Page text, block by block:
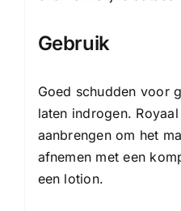
Gebruik
Goed schudden voor
laten indrogen.
aanbrengen om het
afnemen met een
een lotion.